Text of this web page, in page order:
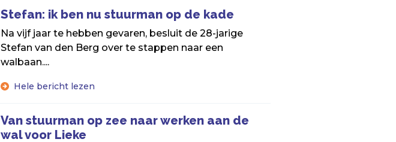
Stefan: ik ben nu stuurman op de kade
Na vijf jaar te hebben gevaren, besluit de 28-jarige
Stefan van den Berg over te stappen naar een
walbaan....
Hele bericht lezen
Van stuurman op zee naar werken aan de
wal voor Lieke